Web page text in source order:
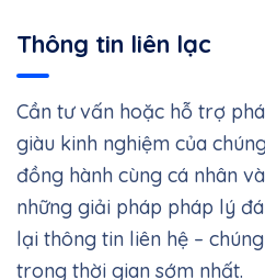
Thông tin liên lạc
Cần tư vấn hoặc hỗ trợ
giàu kinh nghiệm của
đồng hành cùng cá nhân
những giải pháp pháp lý
lại thông tin liên hệ –
trong thời gian sớm nhất.